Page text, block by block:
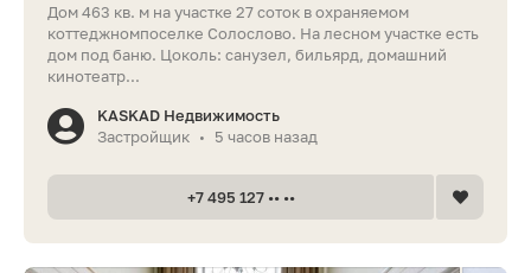
Дом 463 кв. м на участке 27 соток в охраняемом
коттеджномпоселке Солослово. На лесном участке есть
дом под баню. Цоколь: санузел, бильярд, домашний
кинотеатр...
KASKAD Недвижимость
Застройщик • 5 часов назад
+7 495 127 •• ••